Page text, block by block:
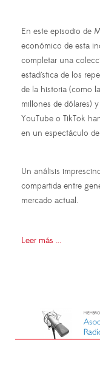
En este episodio de
económico de esta
completar una
estadística de los
de la historia (como
millones de dólares)
YouTube o TikTok
en un espectáculo
Un análisis
compartida entre
mercado actual.
Leer más ...